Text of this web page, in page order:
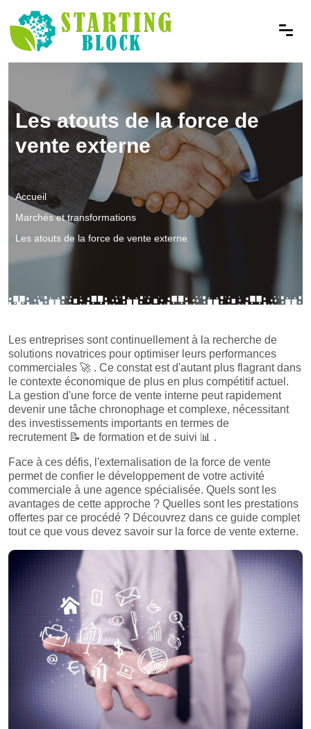
Les atouts de la force de
vente externe
Accueil
Marchés et transformations
Les atouts de la force de vente externe
Les entreprises sont continuellement à la recherche de
solutions novatrices pour optimiser leurs performances
commerciales 🚀 . Ce constat est d'autant plus flagrant dans
le contexte économique de plus en plus compétitif actuel.
La gestion d'une force de vente interne peut rapidement
devenir une tâche chronophage et complexe, nécessitant
des investissements importants en termes de
recrutement 📝 de formation et de suivi 📊 .
Face à ces défis, l'externalisation de la force de vente
permet de confier le développement de votre activité
commerciale à une agence spécialisée. Quels sont les
avantages de cette approche ? Quelles sont les prestations
offertes par ce procédé ? Découvrez dans ce guide complet
tout ce que vous devez savoir sur la force de vente externe.